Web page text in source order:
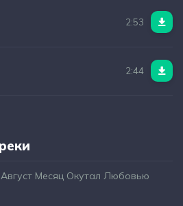
2:53
2:44
Месяц Окутал Любовью